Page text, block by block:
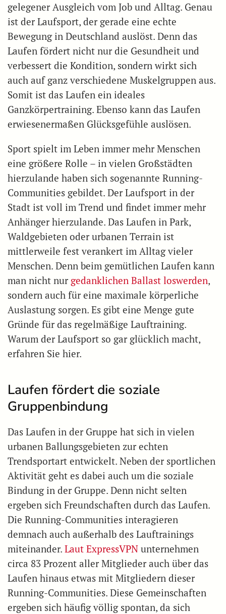
gelegener Ausgleich vom Job und Alltag. Genau
ist der Laufsport, der gerade eine echte
Bewegung in Deutschland auslöst. Denn das
Laufen fördert nicht nur die Gesundheit und
verbessert die Kondition, sondern wirkt sich
auch auf ganz verschiedene Muskelgruppen aus.
Somit ist das Laufen ein ideales
Ganzkörpertraining. Ebenso kann das Laufen
erwiesenermaßen Glücksgefühle auslösen.
Sport spielt im Leben immer mehr Menschen
eine größere Rolle – in vielen Großstädten
hierzulande haben sich sogenannte Running-
Communities gebildet. Der Laufsport in der
Stadt ist voll im Trend und findet immer mehr
Anhänger hierzulande. Das Laufen in Park,
Waldgebieten oder urbanen Terrain ist
mittlerweile fest verankert im Alltag vieler
Menschen. Denn beim gemütlichen Laufen kann
man nicht nur gedanklichen Ballast loswerden,
sondern auch für eine maximale körperliche
Auslastung sorgen. Es gibt eine Menge gute
Gründe für das regelmäßige Lauftraining.
Warum der Laufsport so gar glücklich macht,
erfahren Sie hier.
Laufen fördert die soziale
Gruppenbindung
Das Laufen in der Gruppe hat sich in vielen
urbanen Ballungsgebieten zur echten
Trendsportart entwickelt. Neben der sportlichen
Aktivität geht es dabei auch um die soziale
Bindung in der Gruppe. Denn nicht selten
ergeben sich Freundschaften durch das Laufen.
Die Running-Communities interagieren
demnach auch außerhalb des Lauftrainings
miteinander. Laut ExpressVPN unternehmen
circa 83 Prozent aller Mitglieder auch über das
Laufen hinaus etwas mit Mitgliedern dieser
Running-Communities. Diese Gemeinschaften
ergeben sich häufig völlig spontan, da sich